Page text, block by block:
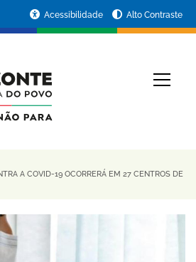
Acessibilidade Alto Contraste
A COVID-19 OCORRERÁ EM 27 CENTROS DE